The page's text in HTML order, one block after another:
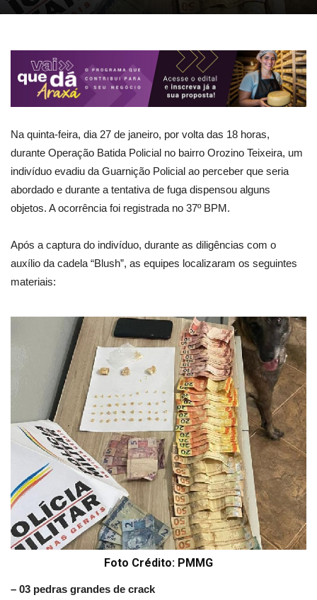
Na quinta-feira, dia 27 de janeiro, por volta das 18 horas,
durante Operação Batida Policial no bairro Orozino Teixeira, um
indivíduo evadiu da Guarnição Policial ao perceber que seria
abordado e durante a tentativa de fuga dispensou alguns
objetos. A ocorrência foi registrada no 37º BPM.
Após a captura do indivíduo, durante as diligências com o
auxílio da cadela “Blush”, as equipes localizaram os seguintes
materiais:
Foto Crédito: PMMG
– 03 pedras grandes de crack